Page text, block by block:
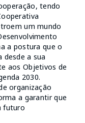
tendo
um mundo
a postura que o
a sua
aos Objetivos de
2030.
organização
a garantir que
futuro